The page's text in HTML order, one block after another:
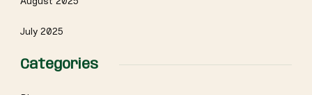
July 2025
Categories